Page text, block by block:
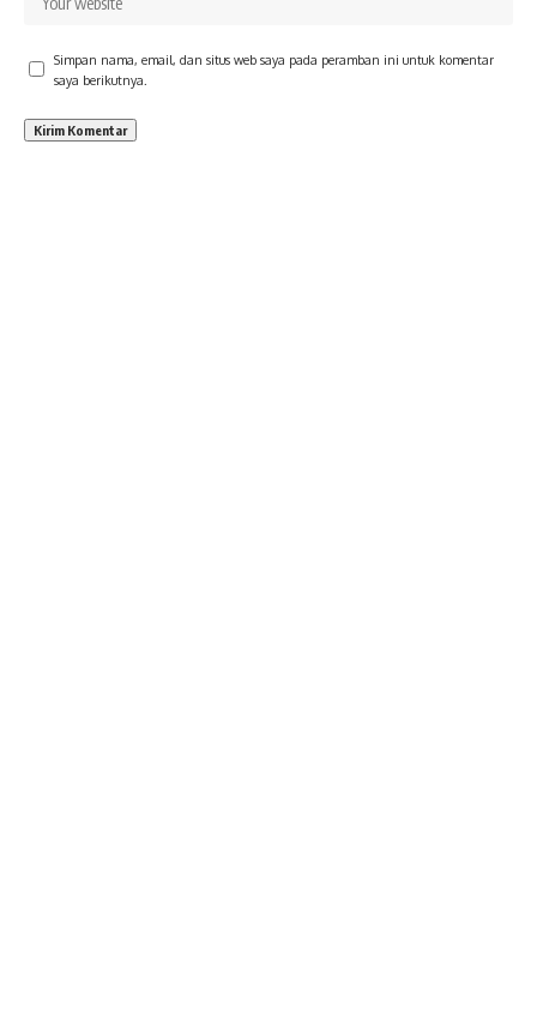
Simpan nama, email, dan situs web saya pada peramban ini untuk komentar
saya berikutnya.